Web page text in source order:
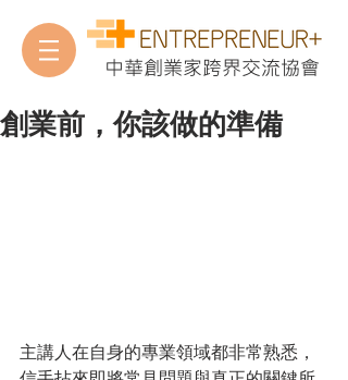
中華創業家跨界交流協會
創業前，你該做的準備
主講人在自身的專業領域都非常熟悉，